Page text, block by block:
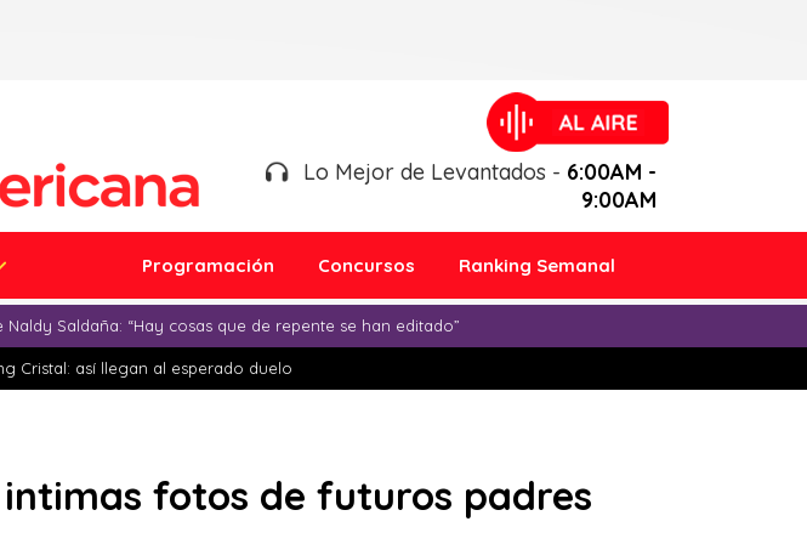
Lo Mejor de Levantados - 6:00AM -
9:00AM
Programación Concursos Ranking Semanal
Saldaña: “Hay cosas que de repente se han editado”
Cristal: así llegan al esperado duelo
intimas fotos de futuros padres